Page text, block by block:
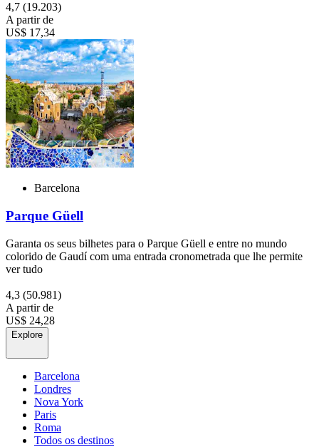
4,7 (19.203)
A partir de
US$ 17,34
Barcelona
Parque Güell
Garanta os seus bilhetes para o Parque Güell e entre no mundo
colorido de Gaudí com uma entrada cronometrada que lhe permite
ver tudo
4,3 (50.981)
A partir de
US$ 24,28
Explore
Barcelona
Londres
Nova York
Paris
Roma
Todos os destinos